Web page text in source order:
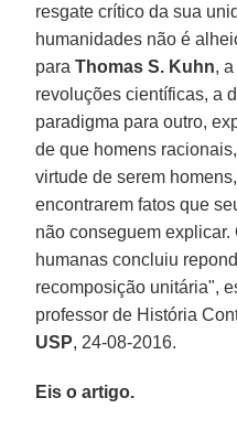
resgate crítico da sua
humanidades não é
paraThomas S. Kuhn,
revoluções científicas, a
paradigma para outro,
de que homens
virtude de serem
encontrarem fatos que
não conseguem
humanas concluiu
recomposição unitária",
professor de História
USP, 24-08-2016.
Eis o artigo.